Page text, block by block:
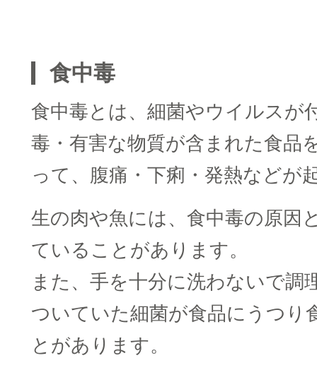
食中毒
食中毒とは、細菌やウイルスが
毒・有害な物質が含まれた食品
って、腹痛・下痢・発熱などが
生の肉や魚には、食中毒の原因
ていることがあります。
また、手を十分に洗わないで調
ついていた細菌が食品にうつり
とがあります。